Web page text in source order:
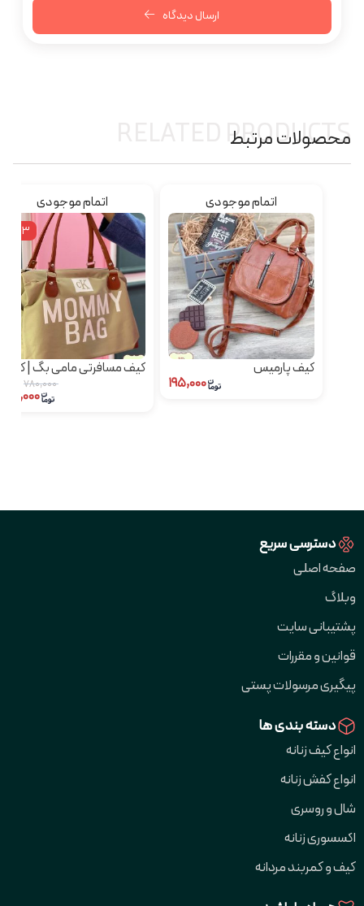
ارسال دیدگاه
محصولات مرتبط
RELATED PRODUCTS
اتمام موجودی
کیف پارمیس
اتمام موجودی
٪13
کیف مسافرتی مامی بگ | کیف
۷۸۰,۰۰۰
دسترسی سریع
صفحه اصلی
وبلاگ
پشتیبانی سایت
قوانین و مقررات
پیگیری مرسولات پستی
دسته بندی ها
انواع کیف زنانه
انواع کفش زنانه
شال و روسری
اکسسوری زنانه
کیف و کمربند مردانه